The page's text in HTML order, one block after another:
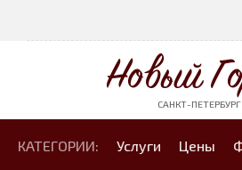
Новый
САНКТ-ПЕТЕРБУРГ
КАТЕГОРИИ: Услуги Цены